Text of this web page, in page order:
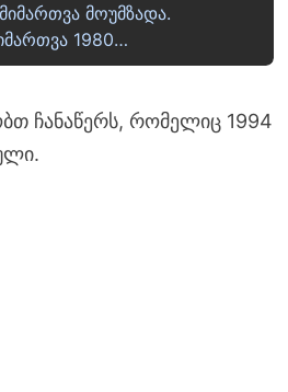
მოუმზადა.
1980…
ჩანაწერს, რომელიც 1994